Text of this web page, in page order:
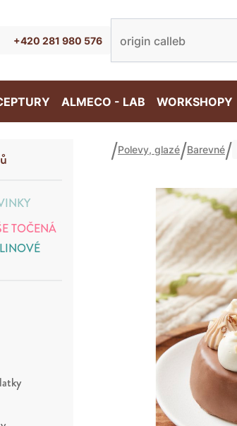
+420 281 980 576
ALMECO - LAB WORKSHOPY
TOČENÁ
Polevy, glazé Barevné